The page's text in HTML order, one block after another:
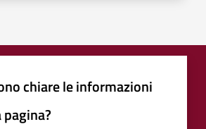
chiare le informazioni